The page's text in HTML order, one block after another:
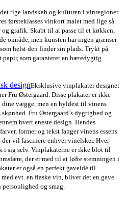
rige landskab og kulturen i vinregioner
førsteklasses vinkort malet med lige så
grafik. Skabt til at passe til et køkken,
område, men kunsten har ingen grænser
helst den finder sin plads. Trykt på
papir, som garanterer en bæredygtig
designEksklusive vinplakater designet
Fru Østergaard. Disse plakater er ikke
vægge, men en hyldest til vinens
Fru Østergaard’s dygtighed og
hvert eneste design. Hendes
former og tekst fanger vinens essens
vil fascinere enhver vinelsker. Hver
i sig selv. Vinplakaterne er ikke blot til
der er med til at løfte stemningen i
er også en perfekt gaveidé til
evt. en flaske vin, bliver det en gave
og smag.